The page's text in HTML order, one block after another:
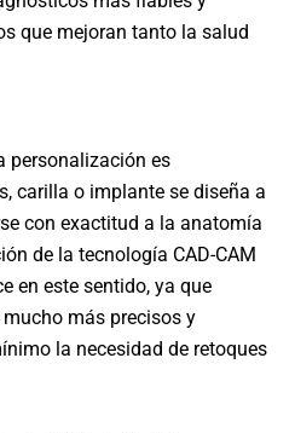
que mejoran tanto la salud
personalización es
carilla o implante se diseña a
con exactitud a la anatomía
de la tecnología CAD-CAM
en este sentido, ya que
más precisos y
la necesidad de retoques